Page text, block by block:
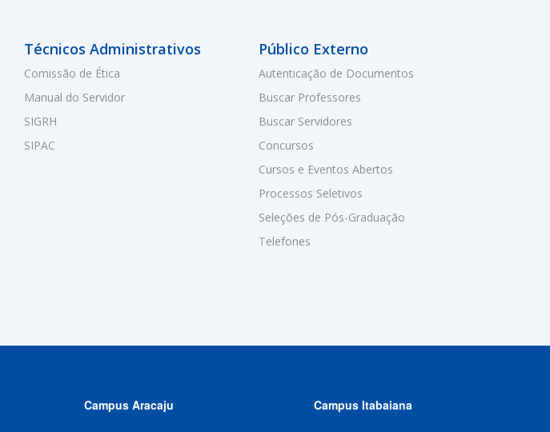
Técnicos Administrativos
Comissão de Ética
Manual do Servidor
SIGRH
SIPAC
Público Externo
Autenticação de Documentos
Buscar Professores
Buscar Servidores
Concursos
Cursos e Eventos Abertos
Processos Seletivos
Seleções de Pós-Graduação
Telefones
Campus Aracaju Campus Itabaiana